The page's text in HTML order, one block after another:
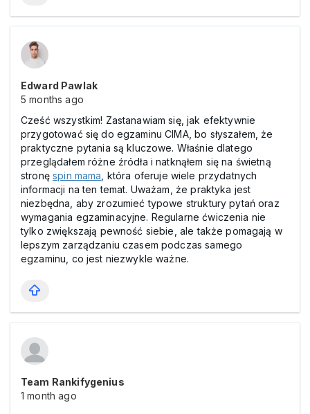
Edward Pawlak
5 months ago
Cześć wszystkim! Zastanawiam się, jak efektywnie
przygotować się do egzaminu CIMA, bo słyszałem, że
praktyczne pytania są kluczowe. Właśnie dlatego
przeglądałem różne źródła i natknąłem się na świetną
stronęspіn mama , która oferuje wiele przydatnych
informacji na ten temat. Uważam, że praktyka jest
niezbędna, aby zrozumieć typowe struktury pytań oraz
wymagania egzaminacyjne. Regularne ćwiczenia nie
tylko zwiększają pewność siebie, ale także pomagają w
lepszym zarządzaniu czasem podczas samego
egzaminu, co jest niezwykle ważne.
Team Rankifygenius
1 month ago